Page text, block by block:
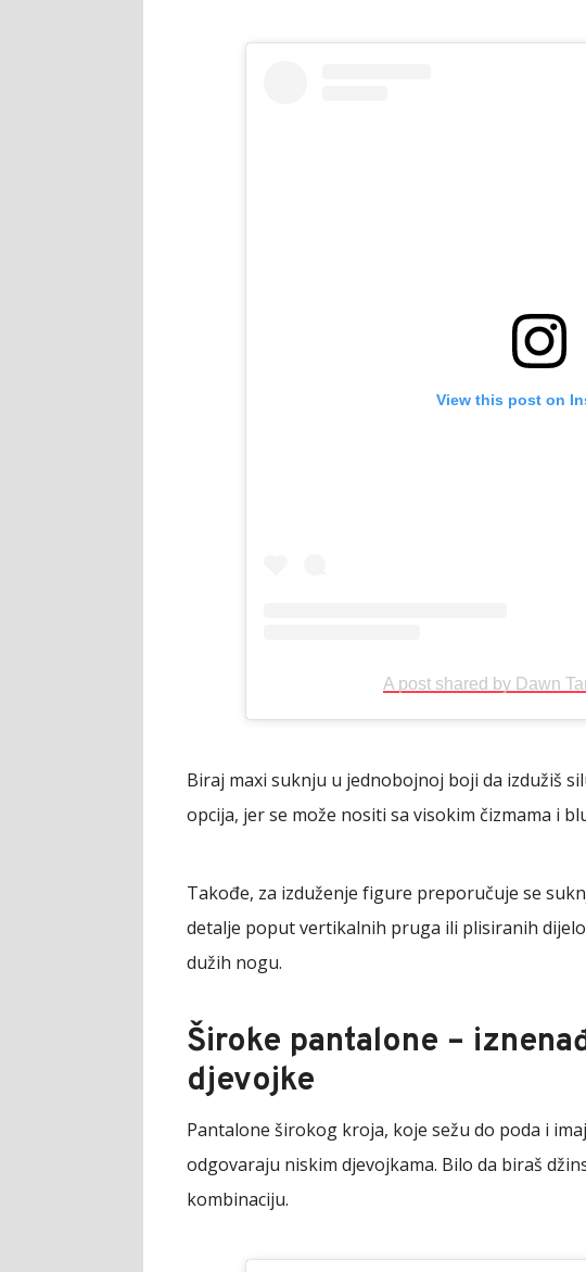
View this post on
A post shared by Dawn
Biraj maxi suknju u jednobojnoj boji da izdužiš
opcija, jer se može nositi sa visokim čizmama i
Takođe, za izduženje figure preporučuje se
detalje poput vertikalnih pruga ili plisiranih
dužih nogu.
Široke pantalone –
djevojke
Pantalone širokog kroja, koje sežu do poda i
odgovaraju niskim djevojkama. Bilo da biraš
kombinaciju.